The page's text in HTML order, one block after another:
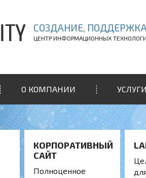
СОЗДАНИЕ,
ЦЕНТР ИНФОРМАЦИОННЫХ
О КОМПАНИИ
КОРПОРАТИВНЫЙ
САЙТ
Полноценное